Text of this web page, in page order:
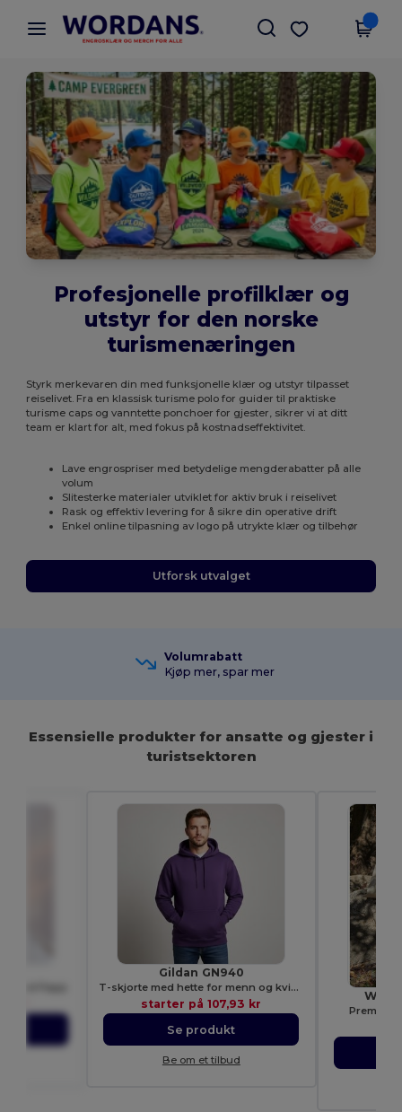
× Wordans-app
Bedre priser i appen!
Last ned app
Profesjonelle profilklær og
utstyr for den norske
turismenæringen
Styrk merkevaren din med funksjonelle klær og utstyr tilpasset
reiselivet. Fra en klassisk turisme polo for guider til praktiske
turisme caps og vanntette ponchoer for gjester, sikrer vi at ditt
team er klart for alt, med fokus på kostnadseffektivitet.
Lave engrospriser med betydelige mengderabatter på alle
volum
Slitesterke materialer utviklet for aktiv bruk i reiselivet
Rask og effektiv levering for å sikre din operative drift
Enkel online tilpasning av logo på utrykte klær og tilbehør
Utforsk utvalget
Volumrabatt
Kjøp mer, spar mer
Essensielle produkter for ansatte og gjester i
turistsektoren
Gildan GN940
T-skjorte med hette for menn og kvinner
starter på107,93 kr
Se produkt
Be om et tilbud
Premium